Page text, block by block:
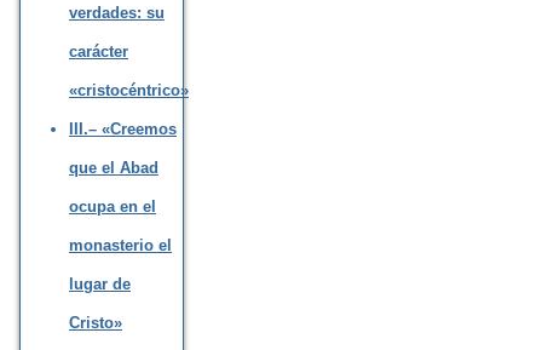
verdades: su
carácter
«cristocéntrico»
III.– «Creemos
que el Abad
ocupa en el
monasterio el
lugar de
Cristo»